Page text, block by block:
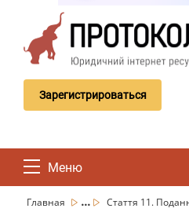
Зарегистрироваться
Меню
Главная ... Стаття 11.